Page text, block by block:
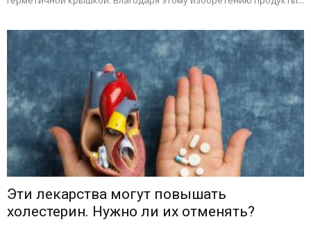
Эти лекарства могут повышать
холестерин. Нужно ли их отменять?